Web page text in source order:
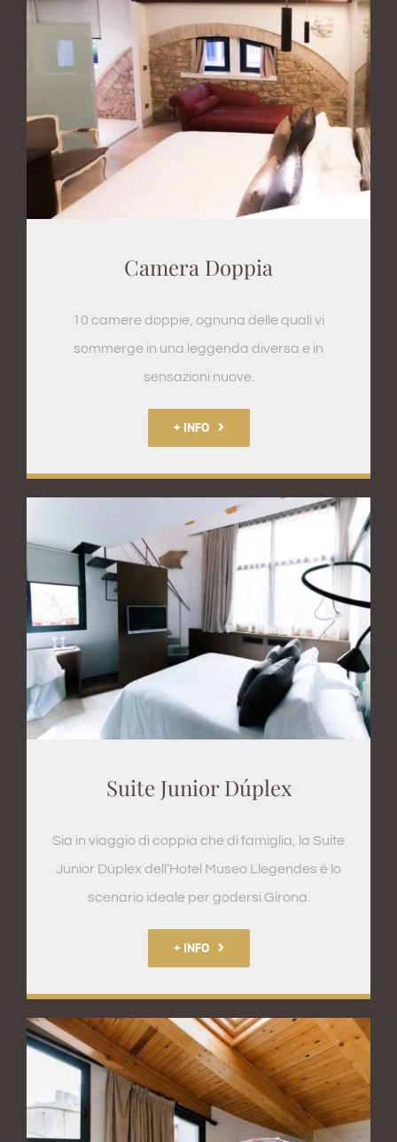
Camera Doppia
10 camere doppie, ognuna delle quali vi
sommerge in una leggenda diversa e in
sensazioni nuove.
+ INFO
Suite Junior Dúplex
Sia in viaggio di coppia che di famiglia, la Suite
Junior Dúplex dell’Hotel Museo Llegendes è lo
scenario ideale per godersi Girona.
+ INFO